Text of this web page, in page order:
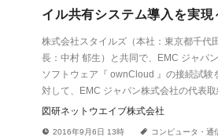
イル共有システム導入を実現
株式会社スタイルズ（本社：東京都千代
長：中村 郁生）と共同で、EMC ジャパ
ソフトウェア『 ownCloud 』の接続試
対して、EMC ジャパン株式会社の代表
図研ネットウエイブ株式会社
! 2016年9月6日 13時 a コンピュータ・通